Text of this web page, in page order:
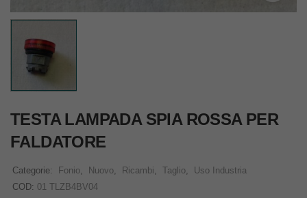
TESTA LAMPADA SPIA ROSSA PER
FALDATORE
Categorie: Fonio Nuovo Ricambi Taglio
Uso Industria
COD: 01 TLZB4BV04